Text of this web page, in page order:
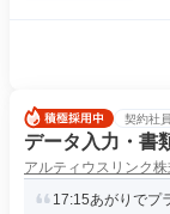
契約社員
データ入力・書
アルティウスリンク
17:15あがりでプ